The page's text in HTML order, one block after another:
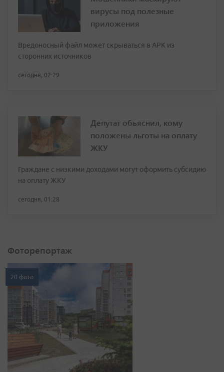
вирусы под полезные
приложения
Вредоносный файл может скрываться в APK из
сторонних источников
сегодня, 02:29
Депутат объяснил, кому
положены льготы на оплату
ЖКУ
Граждане с низкими доходами могут оформить субсидию
на оплату ЖКУ
сегодня, 01:28
Фоторепортаж
20 фото